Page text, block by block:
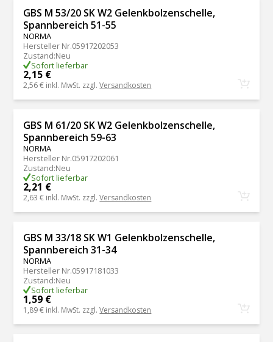
GBS M 53/20 SK W2 Gelenkbolzenschelle,
Spannbereich 51-55
NORMA
Hersteller Nr.05917202053
Zustand:Neu
Sofort lieferbar
2,15 €
2,56 € inkl. MwSt. zzgl.Versandkosten
GBS M 61/20 SK W2 Gelenkbolzenschelle,
Spannbereich 59-63
NORMA
Hersteller Nr.05917202061
Zustand:Neu
Sofort lieferbar
2,21 €
2,63 € inkl. MwSt. zzgl.Versandkosten
GBS M 33/18 SK W1 Gelenkbolzenschelle,
Spannbereich 31-34
NORMA
Hersteller Nr.05917181033
Zustand:Neu
Sofort lieferbar
1,59 €
1,89 € inkl. MwSt. zzgl.Versandkosten